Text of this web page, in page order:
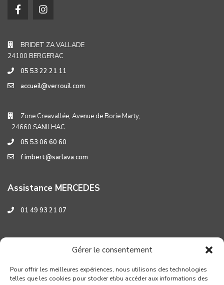
Gérer le consentement
Pour offrir les meilleures expériences, nous utilisons des technologies
telles que les cookies pour stocker et/ou accéder aux informations des
BRIDET ZA VALLADE
24100 BERGERAC
05 53 22 21 11
accueil@verrouil.com
Zone Creavallée, Avenue de Borie Marty,
24660 SANILHAC
05 53 06 60 60
f.imbert@sarlava.com
Assistance MERCEDES
01 49 93 21 07
Assistance HYUNDAI